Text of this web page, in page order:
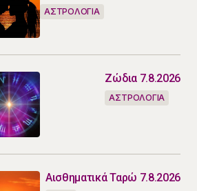
ΑΣΤΡΟΛΟΓΙΑ
Ζώδια 7.8.2026
ΑΣΤΡΟΛΟΓΙΑ
Αισθηματικά Ταρώ 7.8.2026